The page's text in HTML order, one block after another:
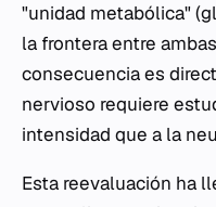
"unidad metabólica"
la frontera entre
consecuencia es
nervioso requiere
intensidad que a la
Esta reevaluación ha